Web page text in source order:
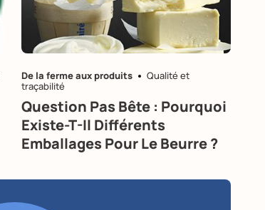
De la ferme aux produits
Qualité et
traçabilité
Question Pas Bête : Pourquoi
Existe-T-Il Différents
Emballages Pour Le Beurre ?